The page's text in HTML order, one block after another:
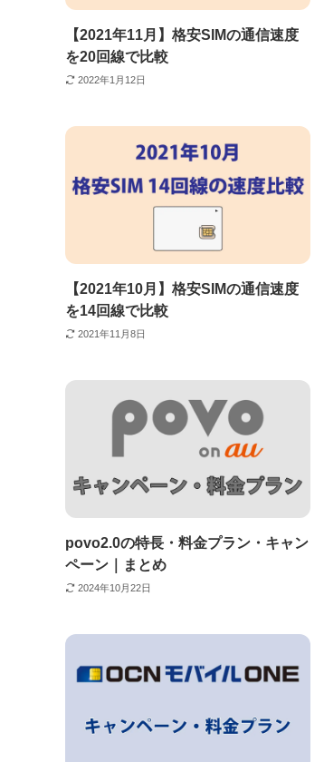
【2021年11月】格安SIMの通信速度
を20回線で比較
2022年1月12日
【2021年10月】格安SIMの通信速度
を14回線で比較
2021年11月8日
povo2.0の特長・料金プラン・キャン
ペーン｜まとめ
2024年10月22日